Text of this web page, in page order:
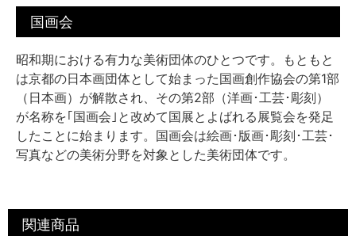
国画会
昭和期における有力な美術団体のひとつです。もともと
は京都の日本画団体として始まった国画創作協会の第1部
（日本画）が解散され、その第2部（洋画･工芸･彫刻）
が名称を｢国画会｣と改めて国展とよばれる展覧会を発足
したことに始まります。国画会は絵画･版画･彫刻･工芸･
写真などの美術分野を対象とした美術団体です。
関連商品